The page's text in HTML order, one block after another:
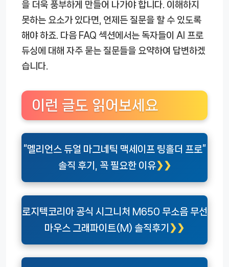
을 더욱 풍부하게 만들어 나가야 합니다. 이해하지
못하는 요소가 있다면, 언제든 질문을 할 수 있도록
해야 하죠. 다음 FAQ 섹션에서는 독자들이 AI 프로
듀싱에 대해 자주 묻는 질문들을 요약하여 답변하겠
습니다.
이런 글도 읽어보세요
“멜리언스 듀얼 마그네틱 맥세이프 링홀더 프로”
솔직 후기, 꼭 필요한 이유
로지텍코리아 공식 시그니처 M650 무소음 무선
마우스 그래파이트(M) 솔직후기